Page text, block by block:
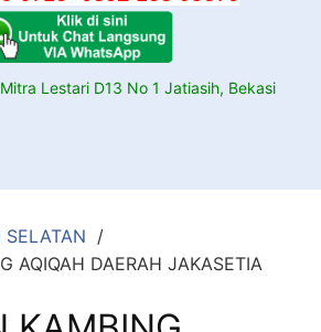
Lestari D13 No 1 Jatiasih, Bekasi
SELATAN
AQIQAH DAERAH JAKASETIA